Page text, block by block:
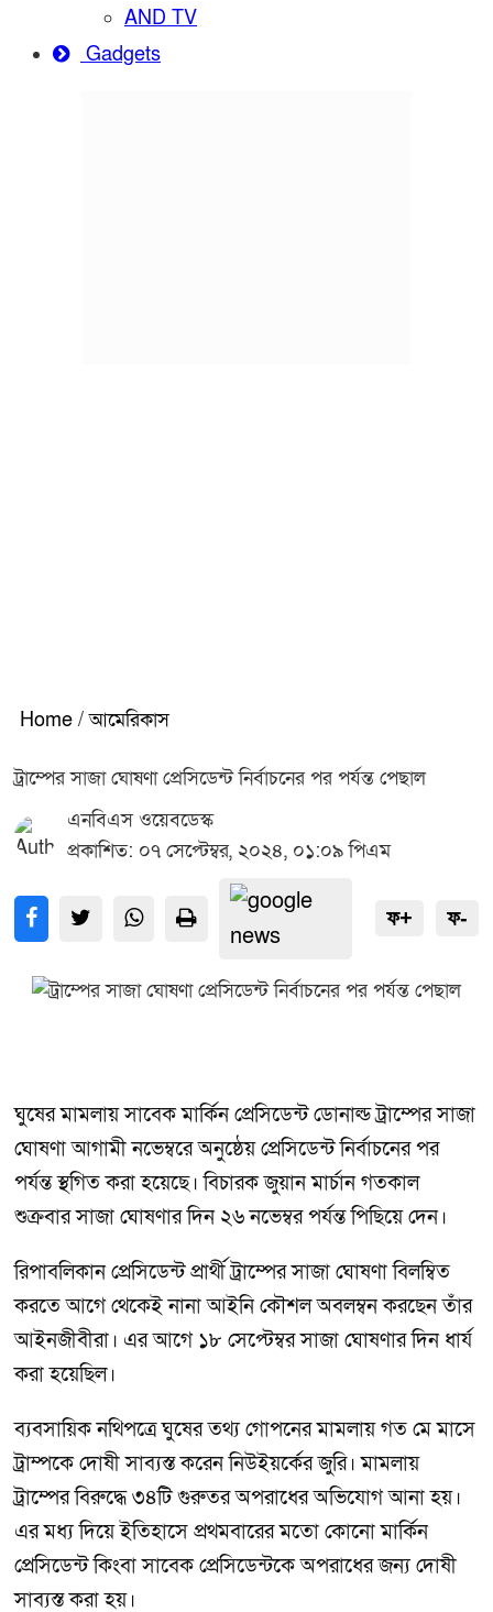
AND TV
Gadgets
Home / আমেরিকাস
ট্রাম্পের সাজা ঘোষণা প্রেসিডেন্ট নির্বাচনের পর পর্যন্ত পেছাল
এনবিএস ওয়েবডেস্ক
প্রকাশিত: ০৭ সেপ্টেম্বর, ২০২৪, ০১:০৯ পিএম
ফ+ ফ-
ঘুষের মামলায় সাবেক মার্কিন প্রেসিডেন্ট ডোনাল্ড ট্রাম্পের সাজা
ঘোষণা আগামী নভেম্বরে অনুষ্ঠেয় প্রেসিডেন্ট নির্বাচনের পর
পর্যন্ত স্থগিত করা হয়েছে। বিচারক জুয়ান মার্চান গতকাল
শুক্রবার সাজা ঘোষণার দিন ২৬ নভেম্বর পর্যন্ত পিছিয়ে দেন।
রিপাবলিকান প্রেসিডেন্ট প্রার্থী ট্রাম্পের সাজা ঘোষণা বিলম্বিত
করতে আগে থেকেই নানা আইনি কৌশল অবলম্বন করছেন তাঁর
আইনজীবীরা। এর আগে ১৮ সেপ্টেম্বর সাজা ঘোষণার দিন ধার্য
করা হয়েছিল।
ব্যবসায়িক নথিপত্রে ঘুষের তথ্য গোপনের মামলায় গত মে মাসে
ট্রাম্পকে দোষী সাব্যস্ত করেন নিউইয়র্কের জুরি। মামলায়
ট্রাম্পের বিরুদ্ধে ৩৪টি গুরুতর অপরাধের অভিযোগ আনা হয়।
এর মধ্য দিয়ে ইতিহাসে প্রথমবারের মতো কোনো মার্কিন
প্রেসিডেন্ট কিংবা সাবেক প্রেসিডেন্টকে অপরাধের জন্য দোষী
সাব্যস্ত করা হয়।